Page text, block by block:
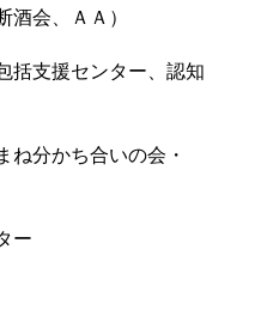
会、ＡＡ）
括支援センター、認知
ね分かち合いの会・
ー